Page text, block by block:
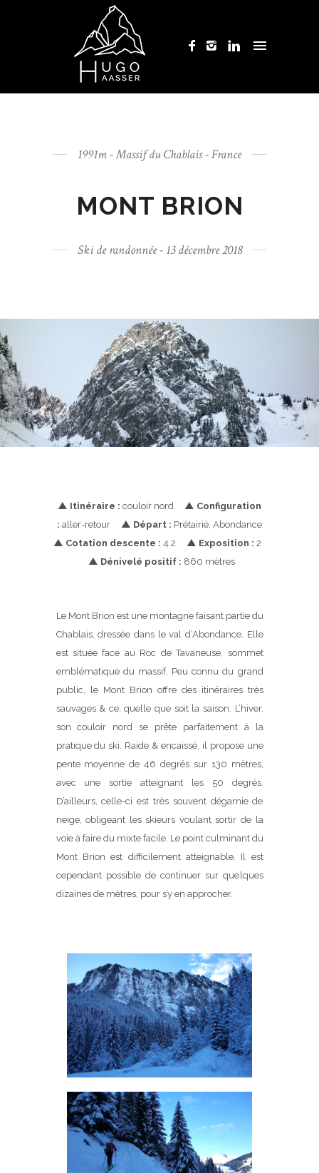
1991m - Massif du Chablais - France
MONT BRION
Ski de randonnée - 13 décembre 2018
▲ Itinéraire : couloir nord ▲ Configuration
: aller-retour ▲ Départ : Prétairié, Abondance
▲ Cotation descente : 4.2 ▲ Exposition : 2
▲ Dénivelé positif : 860 mètres
Le Mont Brion est une montagne faisant partie du
Chablais, dressée dans le val d’Abondance. Elle
est située face au Roc de Tavaneuse, sommet
emblématique du massif. Peu connu du grand
public, le Mont Brion offre des itinéraires très
sauvages & ce, quelle que soit la saison. L’hiver,
son couloir nord se prête parfaitement à la
pratique du ski. Raide & encaissé, il propose une
pente moyenne de 46 degrés sur 130 mètres,
avec une sortie atteignant les 50 degrés.
D’ailleurs, celle-ci est très souvent dégarnie de
neige, obligeant les skieurs voulant sortir de la
voie à faire du mixte facile. Le point culminant du
Mont Brion est difficilement atteignable. Il est
cependant possible de continuer sur quelques
dizaines de mètres, pour s’y en approcher.